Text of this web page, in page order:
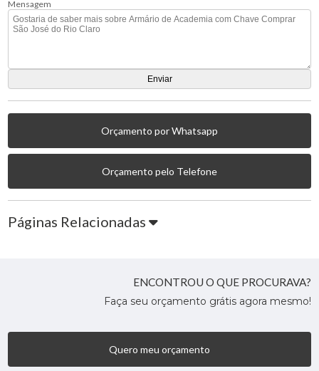
Mensagem
Orçamento por Whatsapp
Orçamento pelo Telefone
Páginas Relacionadas
ENCONTROU O QUE PROCURAVA?
Faça seu orçamento grátis agora mesmo!
Quero meu orçamento